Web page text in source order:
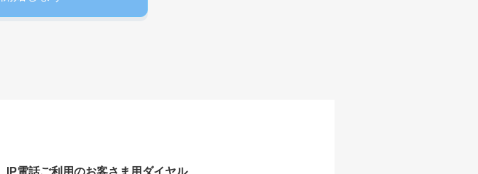
IP電話ご利用のお客さま用ダイヤル